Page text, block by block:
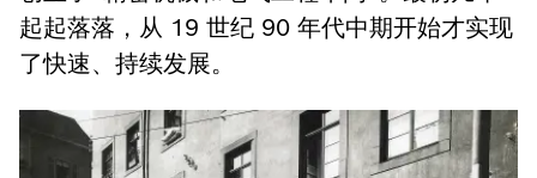
起起落落，从 19 世纪 90 年代中期开始才实现
了快速、持续发展。